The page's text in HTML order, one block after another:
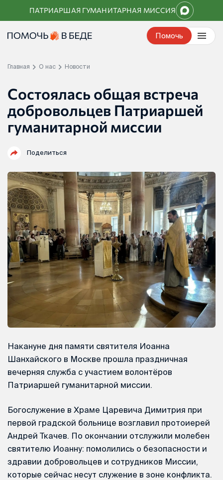
Перейти
к
контенту
ПАТРИАРШАЯ ГУМАНИТАРНАЯ МИССИЯ
Помочь
Главная О нас Новости
Состоялась общая встреча
добровольцев Патриаршей
гуманитарной миссии
Поделиться
Накануне дня памяти святителя Иоанна
Шанхайского в Москве прошла праздничная
вечерняя служба с участием волонтёров
Патриаршей гуманитарной миссии.
Богослужение в Храме Царевича Димитрия при
первой градской больнице возглавил протоиерей
Андрей Ткачев. По окончании отслужили молебен
святителю Иоанну: помолились о безопасности и
здравии добровольцев и сотрудников Миссии,
которые сейчас несут служение в зоне конфликта.